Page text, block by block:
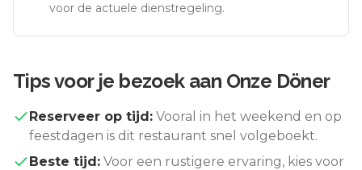
voor de actuele dienstregeling.
Tips voor je bezoek aan Onze Döner
Reserveer op tijd: Vooral in het weekend en op
feestdagen is dit restaurant snel volgeboekt.
Beste tijd: Voor een rustigere ervaring, kies voor